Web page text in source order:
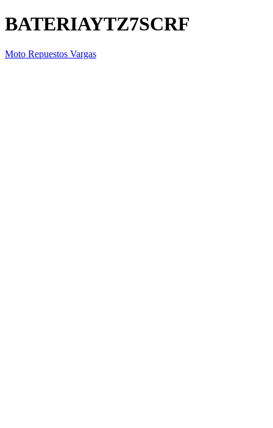
BATERIAYTZ7SCRF
Moto Repuestos Vargas